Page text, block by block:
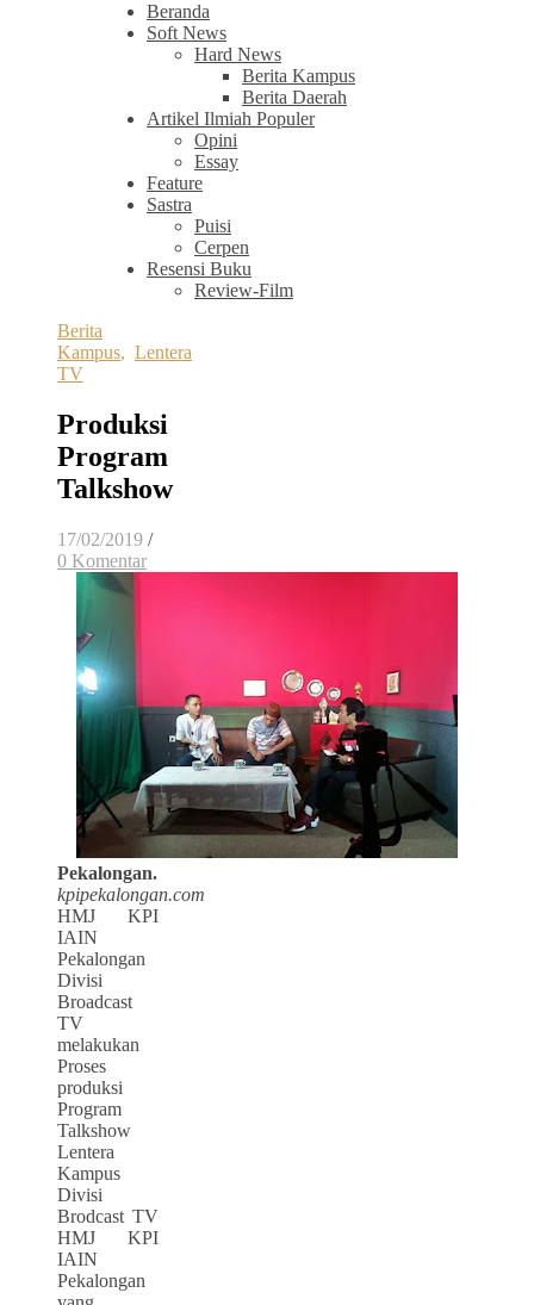
Beranda
Soft News
Hard News
Berita Kampus
Berita Daerah
Artikel Ilmiah Populer
Opini
Essay
Feature
Sastra
Puisi
Cerpen
Resensi Buku
Review-Film
Berita
Kampus, Lentera
TV
Produksi
Program
Talkshow
17/02/2019 /
0 Komentar
Pekalongan.
kpipekalongan.com
HMJ KPI
IAIN
Pekalongan
Divisi
Broadcast
TV
melakukan
Proses
produksi
Program
Talkshow
Lentera
Kampus
Divisi
Brodcast TV
HMJ KPI
IAIN
Pekalongan